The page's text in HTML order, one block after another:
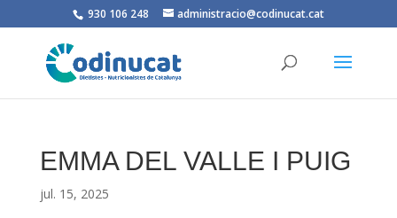
930 106 248 administracio@codinucat.cat
EMMA DEL VALLE I PUIG
jul. 15, 2025